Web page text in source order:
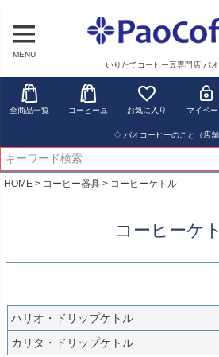
MENU
いりたてコーヒー豆専門店 パ
全商品一覧 コーヒー豆 お気に入り マイペー
♢ パオコーヒーのこと（店舗
HOME コーヒー器具 コーヒーケトル
コーヒーケ
ハリオ・ドリップケトル
カリタ・ドリップケトル